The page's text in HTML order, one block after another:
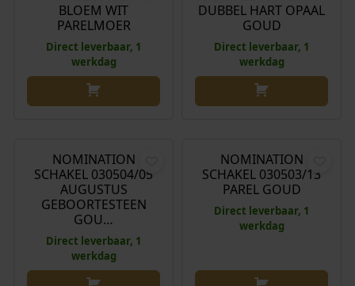
BLOEM WIT
PARELMOER
Direct leverbaar, 1
werkdag
DUBBEL HART OPAAL
GOUD
Direct leverbaar, 1
werkdag
NOMINATION
SCHAKEL 030504/05
AUGUSTUS
GEBOORTESTEEN
GOU…
Direct leverbaar, 1
werkdag
NOMINATION
SCHAKEL 030503/13
PAREL GOUD
Direct leverbaar, 1
werkdag